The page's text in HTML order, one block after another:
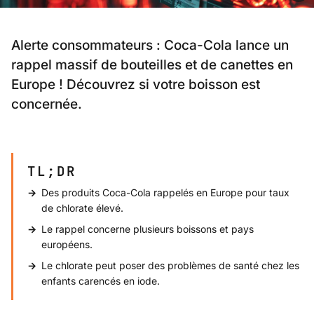
Alerte consommateurs : Coca-Cola lance un
rappel massif de bouteilles et de canettes en
Europe ! Découvrez si votre boisson est
concernée.
TL;DR
Des produits Coca-Cola rappelés en Europe pour taux
de chlorate élevé.
Le rappel concerne plusieurs boissons et pays
européens.
Le chlorate peut poser des problèmes de santé chez les
enfants carencés en iode.